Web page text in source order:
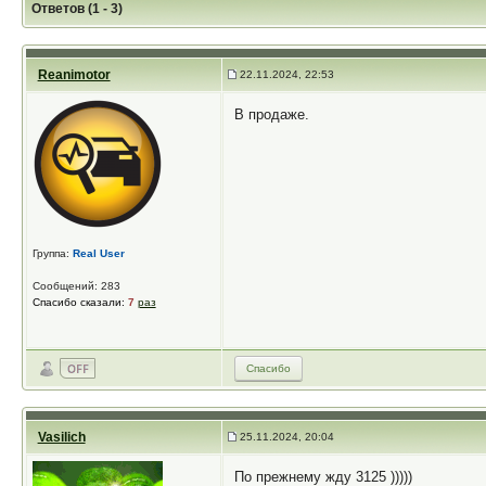
Ответов (1 - 3)
Reanimotor 22.11.2024, 22:53
Группа: Real User
Сообщений: 283
Спасибо сказали: 7 раз
В продаже.
Спасибо
Vasilich 25.11.2024, 20:04
По прежнему жду 3125 )))))